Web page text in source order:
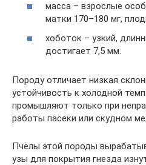
масса – взрослые
матки 170–180 мг,
хоботок – узкий,
достигает 7,5 мм.
Породу отличает низкая
устойчивость к холодной
промышляют только при
работы пасеки или скудном
Пчёлы этой породы
узы для покрытия гнезда